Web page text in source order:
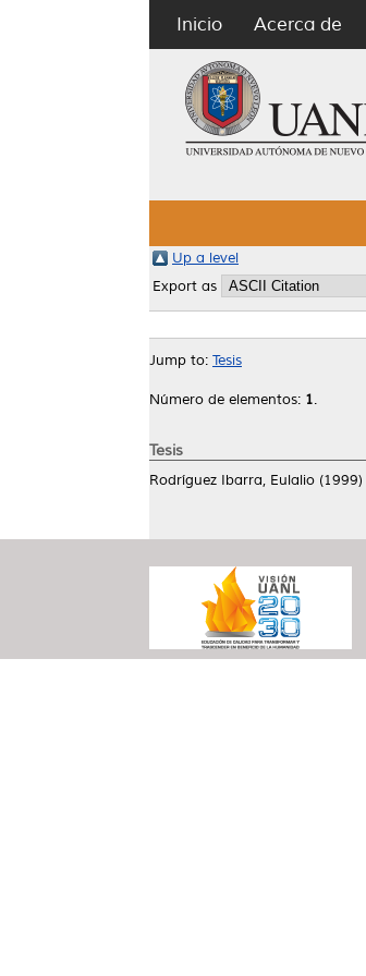
Inicio Acerca de
Up a level
Export as
Jump to: Tesis
Número de elementos: 1.
Tesis
Rodríguez Ibarra, Eulalio (1999)